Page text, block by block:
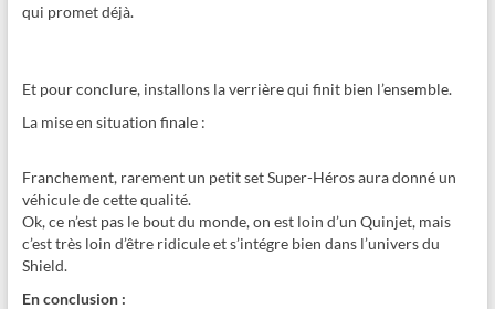
qui promet déjà.
Et pour conclure, installons la verrière qui finit bien l’ensemble.
La mise en situation finale :
Franchement, rarement un petit set Super-Héros aura donné un
véhicule de cette qualité.
Ok, ce n’est pas le bout du monde, on est loin d’un Quinjet, mais
c’est très loin d’être ridicule et s’intégre bien dans l’univers du
Shield.
En conclusion :